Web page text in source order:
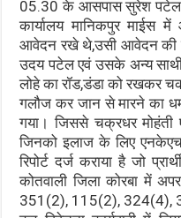
05.30 के आसपास सुरेश
कार्यालय मानिकपुर
आवेदन रखे थे,उसी आवेदन की
उदय पटेल एवं उसके अन्य
लोहे का रॉड,डंडा को रखकर
गलौज कर जान से मारने का
गया। जिससे चक्रधर
जिनको इलाज के लिए एनकेएच
रिपोर्ट दर्ज कराया है जो
कोतवाली जिला कोरबा में
351(2), 115(2), 324(4),